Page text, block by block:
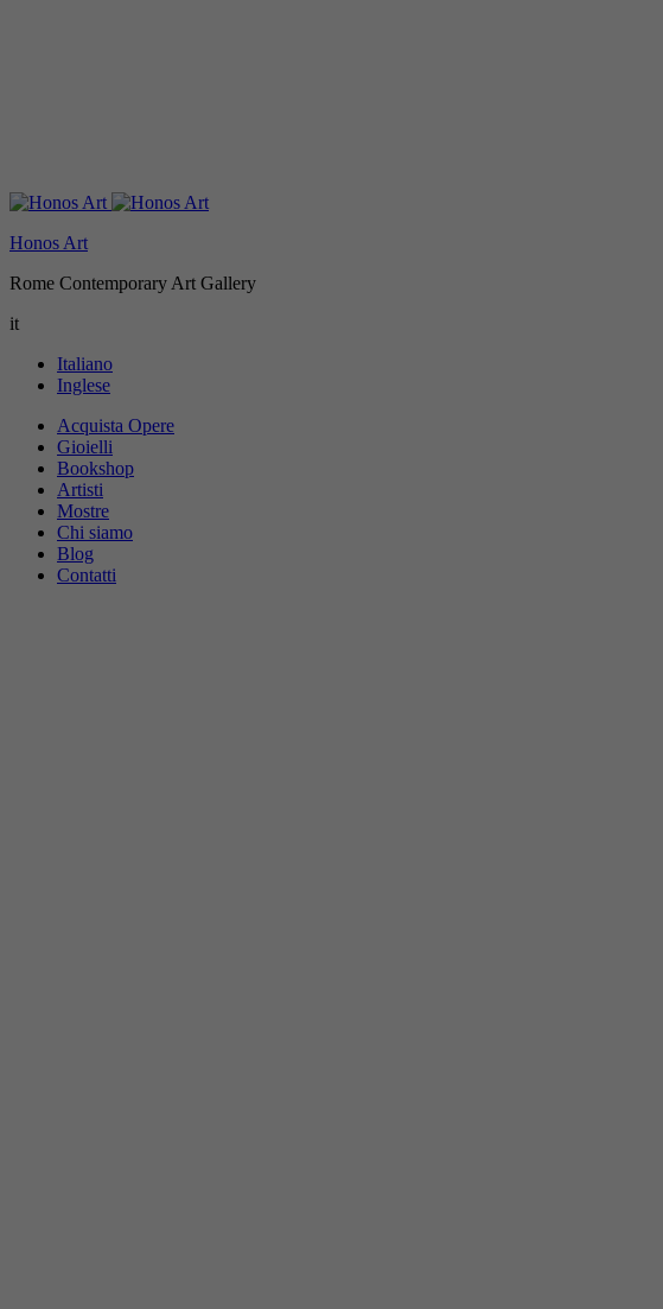
Honos Art
Rome Contemporary Art Gallery
it
Italiano
Inglese
Acquista Opere
Gioielli
Bookshop
Artisti
Mostre
Chi siamo
Blog
Contatti